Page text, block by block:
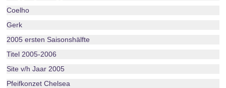
Coelho
Gerk
2005 ersten Saisonshälfte
Titel 2005-2006
Site v/h Jaar 2005
Pfeifkonzet Chelsea